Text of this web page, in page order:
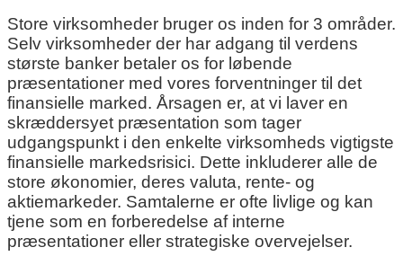
Store virksomheder bruger os inden for 3 områder.
Selv virksomheder der har adgang til verdens
største banker betaler os for løbende
præsentationer med vores forventninger til det
finansielle marked. Årsagen er, at vi laver en
skræddersyet præsentation som tager
udgangspunkt i den enkelte virksomheds vigtigste
finansielle markedsrisici. Dette inkluderer alle de
store økonomier, deres valuta, rente- og
aktiemarkeder. Samtalerne er ofte livlige og kan
tjene som en forberedelse af interne
præsentationer eller strategiske overvejelser.